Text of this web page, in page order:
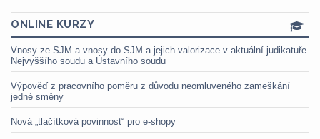
ONLINE KURZY
Vnosy ze SJM a vnosy do SJM a jejich valorizace v aktuální judikatuře
Nejvyššího soudu a Ústavního soudu
Výpověď z pracovního poměru z důvodu neomluveného zameškání
jedné směny
Nová „tlačítková povinnost“ pro e-shopy